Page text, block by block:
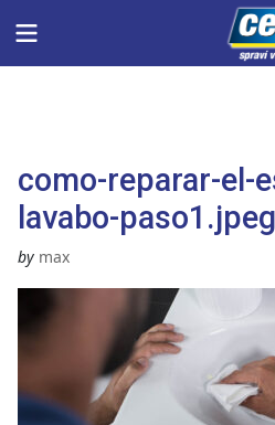
Menu
como-reparar-el-
lavabo-paso1.jpeg
by max